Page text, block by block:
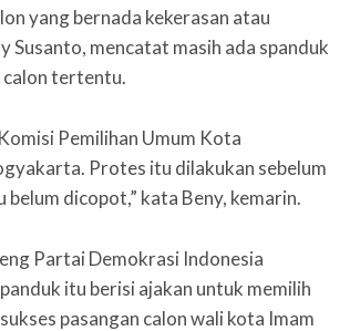
yang bernada kekerasan atau
Susanto, mencatat masih ada spanduk
calon tertentu.
Pemilihan Umum Kota
Protes itu dilakukan sebelum
dicopot,” kata Beny, kemarin.
Partai Demokrasi Indonesia
itu berisi ajakan untuk memilih
pasangan calon wali kota Imam